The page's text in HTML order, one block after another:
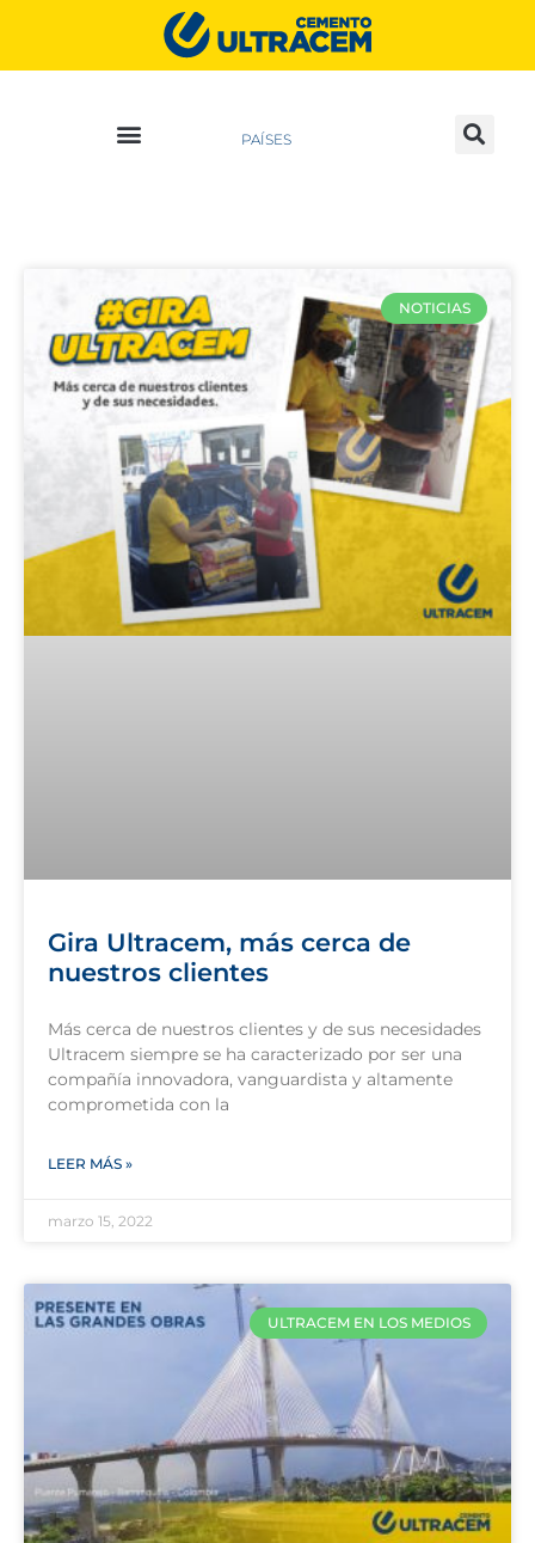
PAÍSES
NOTICIAS
Gira Ultracem, más cerca de
nuestros clientes
Más cerca de nuestros clientes y de sus necesidades
Ultracem siempre se ha caracterizado por ser una
compañía innovadora, vanguardista y altamente
comprometida con la
LEER MÁS »
marzo 15, 2022
ULTRACEM EN LOS MEDIOS